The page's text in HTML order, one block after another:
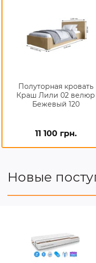
Полуторная кровать
Краш Лили 02 велюр
Бежевый 120
11 100 грн.
Новые